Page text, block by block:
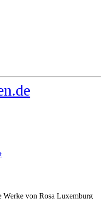
Werke von Rosa Luxemburg